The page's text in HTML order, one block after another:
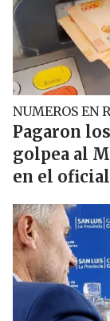
NUMEROS EN
Pagaron
golpea al
en el